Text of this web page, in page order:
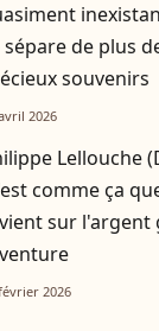
sépare de plus
souvenirs
2026
Lellouche
comme ça
sur l'argent
2026